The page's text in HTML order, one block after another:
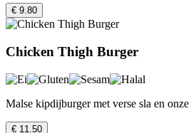
€ 9.80
Chicken Thigh Burger
Malse kipdijburger met verse sla en
€ 11.50